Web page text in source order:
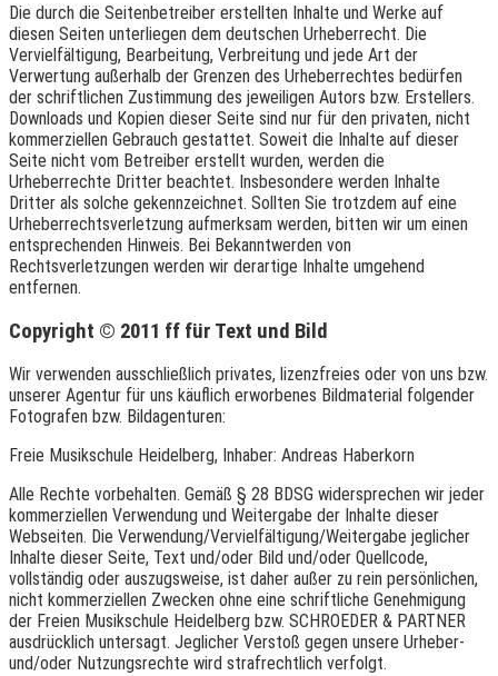
Die durch die Seitenbetreiber erstellten Inhalte und Werke auf
diesen Seiten unterliegen dem deutschen Urheberrecht. Die
Vervielfältigung, Bearbeitung, Verbreitung und jede Art der
Verwertung außerhalb der Grenzen des Urheberrechtes bedürfen
der schriftlichen Zustimmung des jeweiligen Autors bzw. Erstellers.
Downloads und Kopien dieser Seite sind nur für den privaten, nicht
kommerziellen Gebrauch gestattet. Soweit die Inhalte auf dieser
Seite nicht vom Betreiber erstellt wurden, werden die
Urheberrechte Dritter beachtet. Insbesondere werden Inhalte
Dritter als solche gekennzeichnet. Sollten Sie trotzdem auf eine
Urheberrechtsverletzung aufmerksam werden, bitten wir um einen
entsprechenden Hinweis. Bei Bekanntwerden von
Rechtsverletzungen werden wir derartige Inhalte umgehend
entfernen.
Copyright © 2011 ff für Text und Bild
Wir verwenden ausschließlich privates, lizenzfreies oder von uns bzw.
unserer Agentur für uns käuflich erworbenes Bildmaterial folgender
Fotografen bzw. Bildagenturen:
Freie Musikschule Heidelberg, Inhaber: Andreas Haberkorn
Alle Rechte vorbehalten. Gemäß § 28 BDSG widersprechen wir jeder
kommerziellen Verwendung und Weitergabe der Inhalte dieser
Webseiten. Die Verwendung/Vervielfältigung/Weitergabe jeglicher
Inhalte dieser Seite, Text und/oder Bild und/oder Quellcode,
vollständig oder auszugsweise, ist daher außer zu rein persönlichen,
nicht kommerziellen Zwecken ohne eine schriftliche Genehmigung
der Freien Musikschule Heidelberg bzw. SCHROEDER & PARTNER
ausdrücklich untersagt. Jeglicher Verstoß gegen unsere Urheber-
und/oder Nutzungsrechte wird strafrechtlich verfolgt.